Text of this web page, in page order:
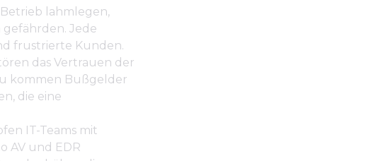
lahmlegen,
Jede
frustrierte Kunden.
das Vertrauen der
kommen Bußgelder
die eine
IT-Teams mit
AV und EDR